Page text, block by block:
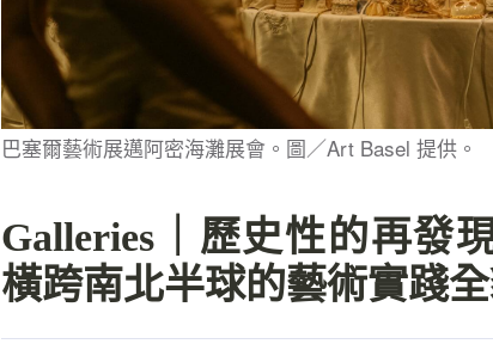
巴塞爾藝術展邁阿密海灘展會。圖／Art Basel 提供。
Galleries｜歷史性的再發
橫跨南北半球的藝術實踐